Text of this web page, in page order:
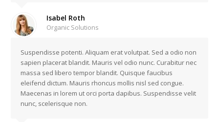
Isabel Roth
Organic Solutions
Suspendisse potenti. Aliquam erat volutpat. Sed a odio non
sapien placerat blandit. Mauris vel odio nunc. Curabitur nec
massa sed libero tempor blandit. Quisque faucibus
eleifend dictum. Mauris rhoncus mollis nisl sed congue.
Maecenas in lorem ut orci porta dapibus. Suspendisse velit
nunc, scelerisque non.